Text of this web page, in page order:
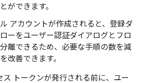
ができます。
アカウントが作成されると、登録ダ
ーをユーザー認証ダイアログとフロ
離できるため、必要な手順の数を減
改善できます。
ス トークンが発行される前に、ユー